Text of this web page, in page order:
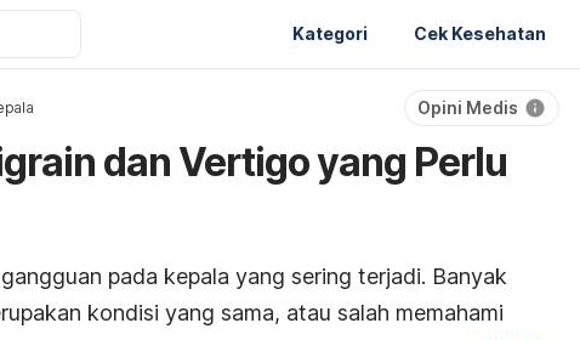
Kategori Cek Kesehatan
Opini Medis
dan Vertigo yang Perlu
pada kepala yang sering terjadi. Banyak
kondisi yang sama, atau salah memahami